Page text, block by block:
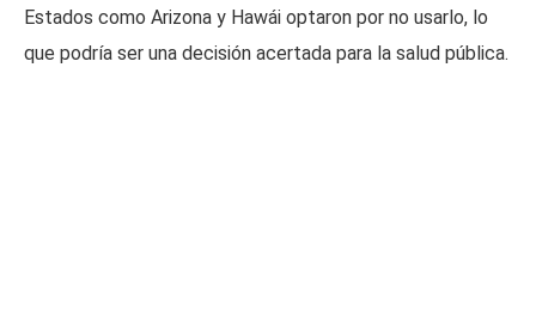
Estados como Arizona y Hawái optaron por no usarlo, lo
que podría ser una decisión acertada para la salud pública.